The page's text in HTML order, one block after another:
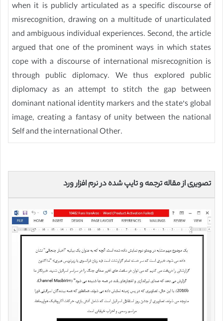
when it is publicly articulated as a specific discourse of
misrecognition, drawing on a multitude of unarticulated
and ambiguous individual experiences. Second, the article
argued that one of the prominent ways in which states
cope with a discourse of international misrecognition is
through public diplomacy. We thus explored public
diplomacy as an attempt to stitch the gap between
dominant national identity markers and the state’s global
image, creating a fantasy of unity between the national
Self and the international Other.
تصویری از مقاله ترجمه و تایپ شده در نرم افزار ورد